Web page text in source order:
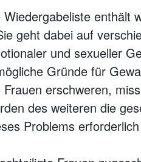
Wiedergabeliste enthält
geht dabei auf
und sexueller
Gründe für
erschweren,
des weiteren die
Problems